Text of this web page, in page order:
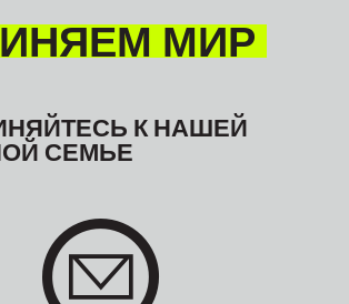
МИР
К НАШЕЙ
СЕМЬЕ